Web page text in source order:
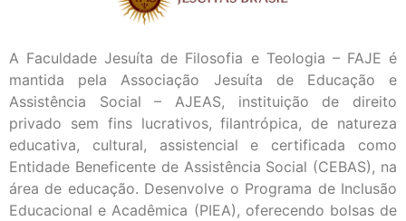
A Faculdade Jesuíta de Filosofia e Teologia – FAJE é
mantida pela Associação Jesuíta de Educação e
Assistência Social – AJEAS, instituição de direito
privado sem fins lucrativos, filantrópica, de natureza
educativa, cultural, assistencial e certificada como
Entidade Beneficente de Assistência Social (CEBAS), na
área de educação. Desenvolve o Programa de Inclusão
Educacional e Acadêmica (PIEA), oferecendo bolsas de